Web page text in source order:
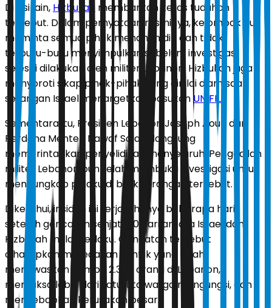
Di sisi lain, Hizbullah membantah keras tuduhan
tersebut. Dalam pernyataan resminya, kelompok itu
meminta semua pihak menahan diri dan tidak
terburu-buru menyimpulkan sebelum investigasi
selesai dilakukan oleh militer Lebanon. Hizbullah juga
menyoroti sikap pihak-pihak yang dinilai diam saat
serangan Israel menargetkan pasukanUNIFIL
Sementara itu, Presiden Lebanon Joseph Aoun dan
Perdana Menteri Nawaf Salam langsung
memerintahkan penyelidikan menyeluruh. Pengadilan
militer Lebanon pun telah membuka investigasi untuk
mengungkap pelaku di balik serangan tersebut.
Diketahui, insiden ini terjadi hanya beberapa hari
setelah gencatan senjata 10 hari antara Israel dan
Hizbullah mulai berlaku. Gencatan tersebut
diharapkan meredakan konflik yang telah
menewaskan hampir 2.300 orang di Lebanon,
memaksa lebih dari satu juta warga mengungsi, dan
menyebabkan kerusakan besar.